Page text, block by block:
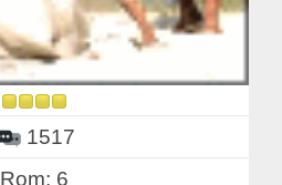
1517
Rom: 6